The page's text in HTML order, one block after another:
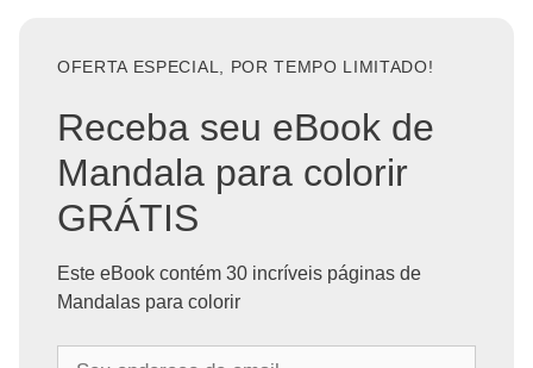
OFERTA ESPECIAL, POR TEMPO LIMITADO!
Receba seu eBook de
Mandala para colorir
GRÁTIS
Este eBook contém 30 incríveis páginas de
Mandalas para colorir